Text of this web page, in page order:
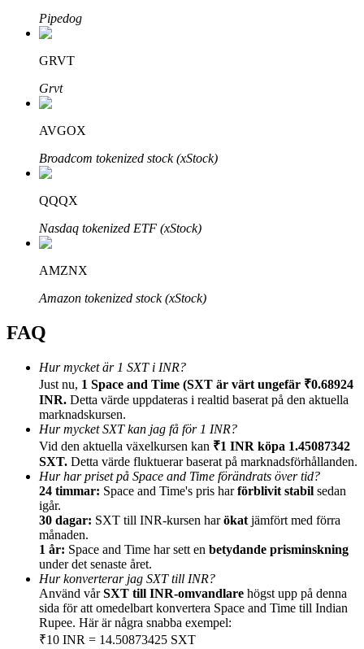
Bitrue Partners
Hänvisning
Bjud in en vän för att få kontantbelöningar
BTC Welcome Rewards
BTC Welcome Rewards
Pipedog
GRVT
Grvt
AVGOX
Broadcom tokenized stock (xStock)
QQQX
Nasdaq tokenized ETF (xStock)
AMZNX
Amazon tokenized stock (xStock)
FAQ
Hur mycket är 1 SXT i INR?
Just nu, 1 Space and Time (SXT är värt ungefär ₹0.68924
INR. Detta värde uppdateras i realtid baserat på den aktuella
marknadskursen.
Hur mycket SXT kan jag få för 1 INR?
Vid den aktuella växelkursen kan ₹1 INR köpa 1.45087342
SXT. Detta värde fluktuerar baserat på marknadsförhållanden.
Hur har priset på Space and Time förändrats över tid?
24 timmar: Space and Time's pris harförblivit stabil sedan
igår.
30 dagar: SXT till INR-kursen harökat jämfört med förra
månaden.
1 år: Space and Time har sett en betydande prisminskning
under det senaste året.
Hur konverterar jag SXT till INR?
Använd vårSXT till INR-omvandlare högst upp på denna
sida för att omedelbart konvertera Space and Time till Indian
Rupee. Här är några snabba exempel:
₹10 INR = 14.50873425 SXT